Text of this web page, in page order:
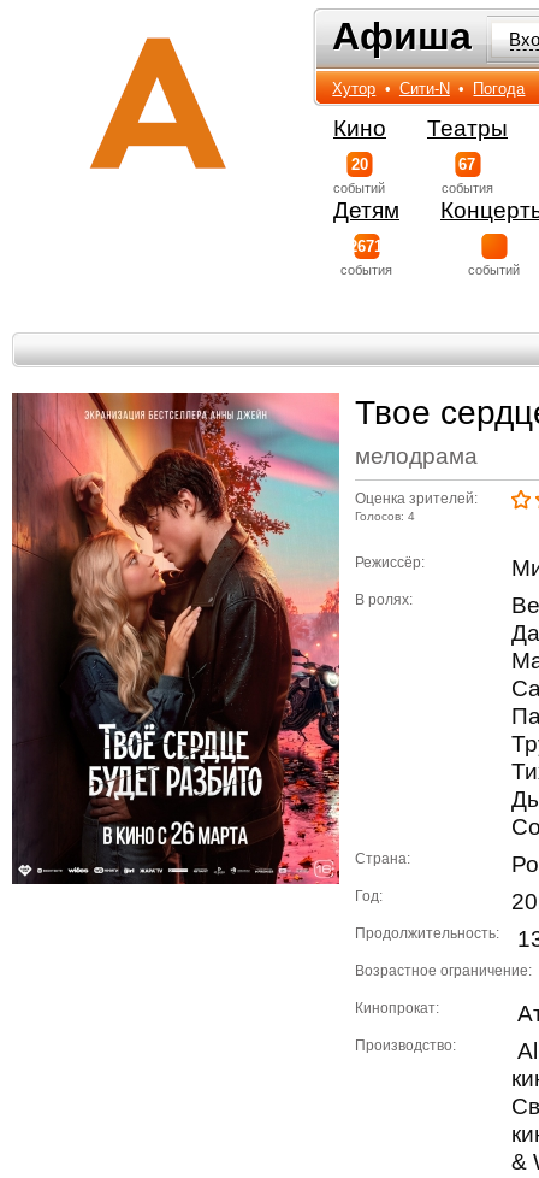
Афиша
Афиша
Хутор • Сити-N • Погода
Кино
20
событий
Театры
67
события
Детям
2671
события событий
Твое
мелодрама
Оценка зрителей:
Голосов: 4
Режиссёр:
В ролях:
Страна:
Год:
Продолжительность:
Возрастное ограничение:
Кинопрокат:
Производство:
&